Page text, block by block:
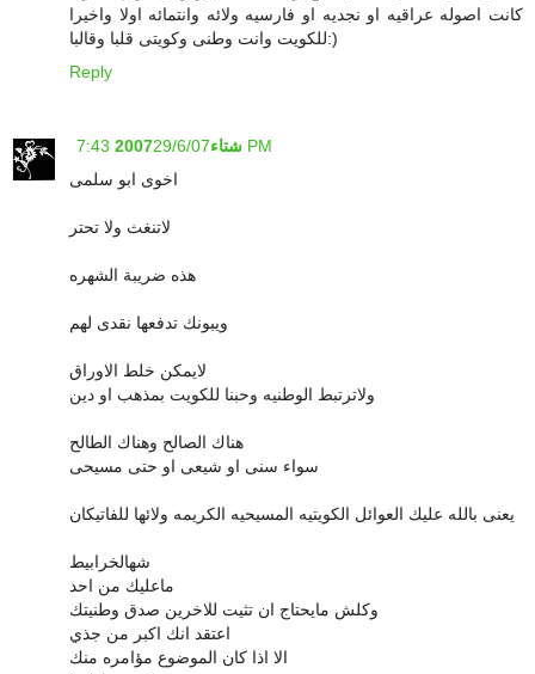
كانت اصوله عراقيه او نجديه او فارسيه ولائه وانتمائه اولا واخيرا
للكويت وانت وطنى وكويتى قلبا وقالبا:)
Reply
شتاء2007 29/6/07 7:43 PM
اخوى ابو سلمى
لاتنغث ولا تحتر
هذه ضريبة الشهره
ويبونك تدفعها نقدى لهم
لايمكن خلط الاوراق
ولاترتبط الوطنيه وحبنا للكويت بمذهب او دين
هناك الصالح وهناك الطالح
سواء سنى او شيعى او حتى مسيحى
يعنى بالله عليك العوائل الكويتيه المسيحيه الكريمه ولائها للفاتيكان
شهالخرابيط
ماعليك من احد
وكلش مايحتاج ان تثيت للاخرين صدق وطنيتك
اعتقد انك اكبر من جذي
الا اذا كان الموضوع مؤامره منك